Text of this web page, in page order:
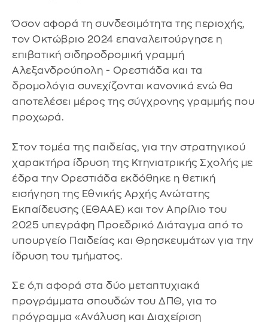
Όσον αφορά τη συνδεσιμότητα της περιοχής,
τον Οκτώβριο 2024 επαναλειτούργησε η
επιβατική σιδηροδρομική γραμμή
Αλεξανδρούπολη - Ορεστιάδα και τα
δρομολόγια συνεχίζονται κανονικά ενώ θα
αποτελέσει μέρος της σύγχρονης γραμμής που
προχωρά.
Στον τομέα της παιδείας, για την στρατηγικού
χαρακτήρα ίδρυση της Κτηνιατρικής Σχολής με
έδρα την Ορεστιάδα εκδόθηκε η θετική
εισήγηση της Εθνικής Αρχής Ανώτατης
Εκπαίδευσης (ΕΘΑΑΕ) και τον Απρίλιο του
2025 υπεγράφη Προεδρικό Διάταγμα από το
υπουργείο Παιδείας και Θρησκευμάτων για την
ίδρυση του τμήματος.
Σε ό,τι αφορά στα δύο μεταπτυχιακά
προγράμματα σπουδών του ΔΠΘ, για το
πρόγραμμα «Ανάλυση και Διαχείριση